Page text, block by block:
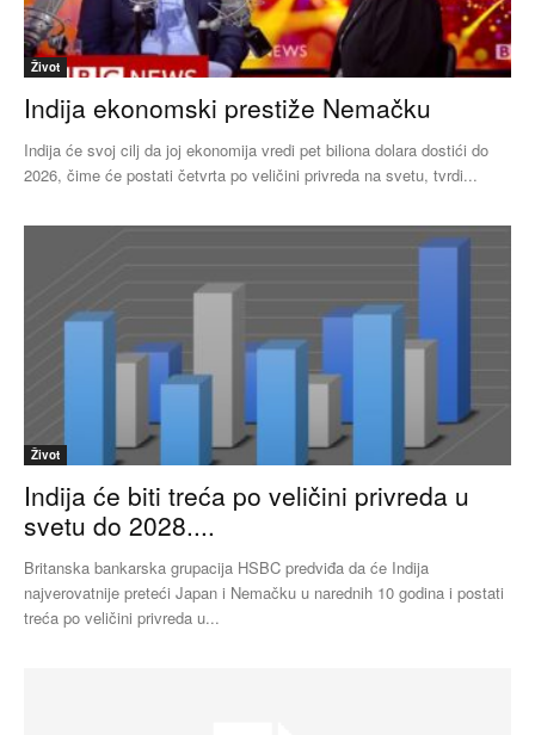
Život
Indija ekonomski prestiže Nemačku
Indija će svoj cilj da joj ekonomija vredi pet biliona dolara dostići do
2026, čime će postati četvrta po veličini privreda na svetu, tvrdi...
Život
Indija će biti treća po veličini privreda u
svetu do 2028....
Britanska bankarska grupacija HSBC predviđa da će Indija
najverovatnije preteći Japan i Nemačku u narednih 10 godina i postati
treća po veličini privreda u...